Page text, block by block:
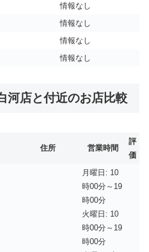
情報なし
情報なし
情報なし
情報なし
河店と付近のお店比較
住所 営業時間
評
価
月曜日: 10
時00分～19
時00分
火曜日: 10
時00分～19
時00分